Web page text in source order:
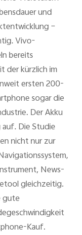
und
–
Vivo-
bereits
der kürzlich im
ersten 200-
sogar die
Der Akku
Die Studie
nicht nur zur
News-
gleichzeitig.
gute
Kauf.